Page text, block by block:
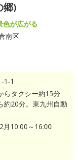
郷)
色が広がる
南区
1-1
らタクシー約15分
約20分。東九州自動
月10:00～16:00